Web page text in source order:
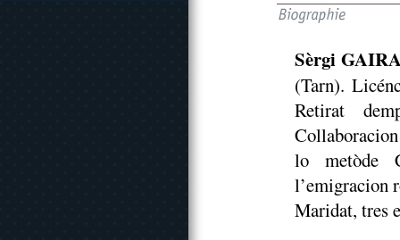
Sèrgi
(Tarn).
Retirat
lo metòde
l’emigracion
Maridat, tres